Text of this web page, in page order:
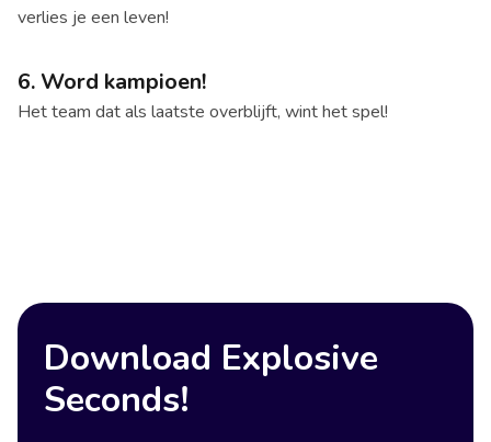
verlies je een leven!
6. Word kampioen!
Het team dat als laatste overblijft, wint het spel!
Download Explosive
Seconds!